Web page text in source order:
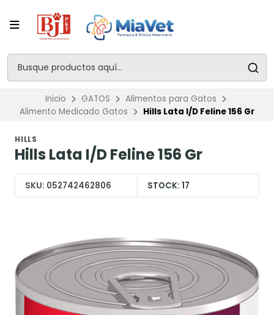
Inicio GATOS
Alimentos para Gatos
Alimento Medicado Gatos
Hills Lata I/D Feline 156 Gr
HILLS
Hills Lata I/D Feline 156 Gr
SKU: 052742462806 STOCK: 17